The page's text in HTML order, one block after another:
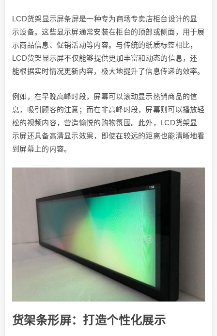
LCD货架显示屏条屏是一种专为商场专卖店柜台设计的显
示设备。这些显示屏通常安装在柜台的顶部或侧面，用于展
示商品信息、促销活动等内容。与传统的纸质标签相比，
LCD货架显示屏不仅能够提供更加丰富和动态的信息，还
能根据实时情况更新内容，极大地提升了信息传递的效率。
例如，在早晚高峰时段，屏幕可以滚动显示热销商品的信
息，吸引顾客的注意；而在非高峰时段，屏幕则可以播放轻
松的视频内容，营造愉悦的购物氛围。此外，LCD货架显
示屏还具备高清显示效果，即使在较远的距离也能清晰地看
到屏幕上的内容。
货架条形屏：打造个性化展示